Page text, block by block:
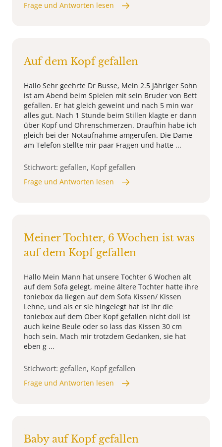
Frage und Antworten lesen
Auf dem Kopf gefallen
Hallo Sehr geehrte Dr Busse, Mein 2.5 Jähriger Sohn
ist am Abend beim Spielen mit sein Bruder von Bett
gefallen. Er hat gleich geweint und nach 5 min war
alles gut. Nach 1 Stunde beim Stillen klagte er dann
über Kopf und Ohrenschmerzen. Draufhin habe ich
gleich bei der Notaufnahme amgerufen. Die Dame
am Telefon stellte mir paar Fragen und hatte ...
Stichwort: gefallen, Kopf gefallen
Frage und Antworten lesen
Meiner Tochter, 6 Wochen ist was
auf dem Kopf gefallen
Hallo Mein Mann hat unsere Tochter 6 Wochen alt
auf dem Sofa gelegt, meine ältere Tochter hatte ihre
toniebox da liegen auf dem Sofa Kissen/ Kissen
Lehne, und als er sie hingelegt hat ist ihr die
toniebox auf dem Ober Kopf gefallen nicht doll ist
auch keine Beule oder so lass das Kissen 30 cm
hoch sein. Mach mir trotzdem Gedanken, sie hat
eben g ...
Stichwort: gefallen, Kopf gefallen
Frage und Antworten lesen
Baby auf Kopf gefallen